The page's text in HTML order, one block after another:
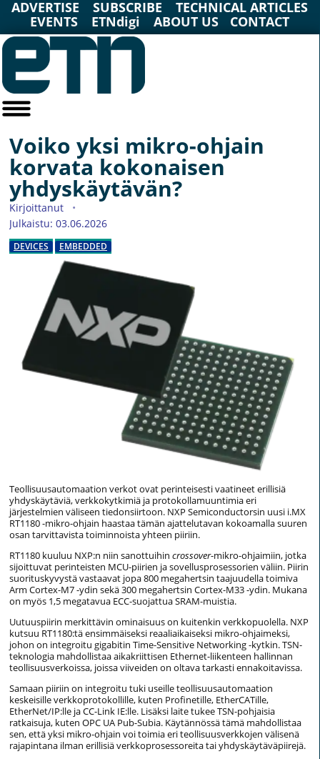
ADVERTISE SUBSCRIBE
TECHNICAL ARTICLES
EVENTS
ETNdigi ABOUT US CONTACT
Voiko yksi mikro-ohjain
korvata kokonaisen
yhdyskäytävän?
Kirjoittanut
Julkaistu: 03.06.2026
DEVICES EMBEDDED
Teollisuusautomaation verkot ovat perinteisesti vaatineet erillisiä
yhdyskäytäviä, verkkokytkimiä ja protokollamuuntimia eri
järjestelmien väliseen tiedonsiirtoon. NXP Semiconductorsin uusi i.MX
RT1180 -mikro-ohjain haastaa tämän ajattelutavan kokoamalla suuren
osan tarvittavista toiminnoista yhteen piiriin.
RT1180 kuuluu NXP:n niin sanottuihin crossover-mikro-ohjaimiin, jotka
sijoittuvat perinteisten MCU-piirien ja sovellusprosessorien väliin. Piirin
suorituskyvystä vastaavat jopa 800 megahertsin taajuudella toimiva
Arm Cortex-M7 -ydin sekä 300 megahertsin Cortex-M33 -ydin. Mukana
on myös 1,5 megatavua ECC-suojattua SRAM-muistia.
Uutuuspiirin merkittävin ominaisuus on kuitenkin verkkopuolella. NXP
kutsuu RT1180:tä ensimmäiseksi reaaliaikaiseksi mikro-ohjaimeksi,
johon on integroitu gigabitin Time-Sensitive Networking -kytkin. TSN-
teknologia mahdollistaa aikakriittisen Ethernet-liikenteen hallinnan
teollisuusverkoissa, joissa viiveiden on oltava tarkasti ennakoitavissa.
Samaan piiriin on integroitu tuki useille teollisuusautomaation
keskeisille verkkoprotokollille, kuten Profinetille, EtherCATille,
EtherNet/IP:lle ja CC-Link IE:lle. Lisäksi laite tukee TSN-pohjaisia
ratkaisuja, kuten OPC UA Pub-Subia. Käytännössä tämä mahdollistaa
sen, että yksi mikro-ohjain voi toimia eri teollisuusverkkojen välisenä
rajapintana ilman erillisiä verkkoprosessoreita tai yhdyskäytäväpiirejä.